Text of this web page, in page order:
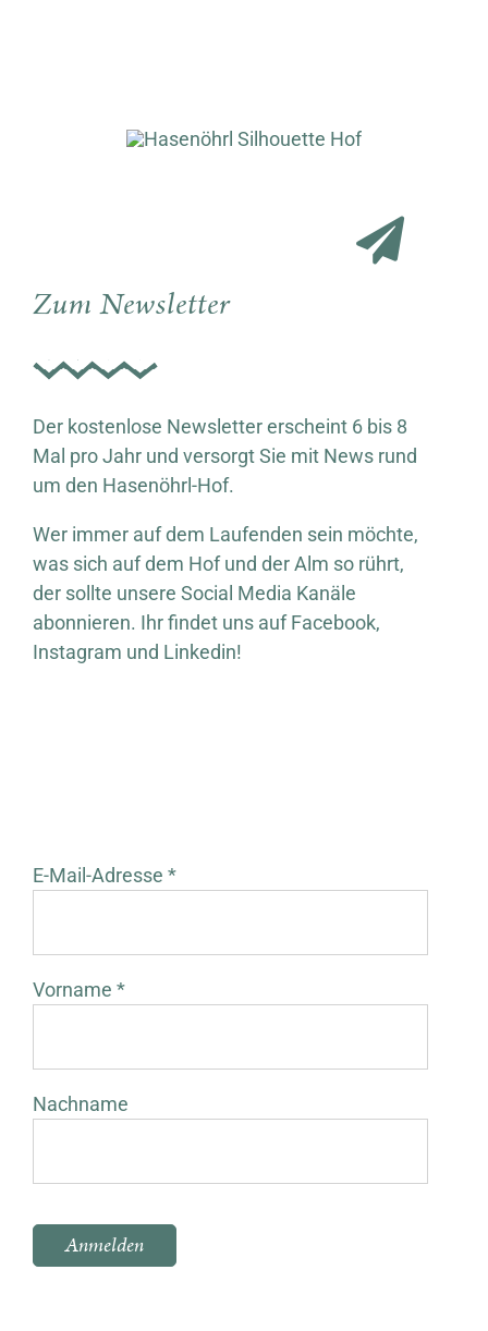
Zum Newsletter
Der kostenlose Newsletter erscheint 6 bis 8
Mal pro Jahr und versorgt Sie mit News rund
um den Hasenöhrl-Hof.
Wer immer auf dem Laufenden sein möchte,
was sich auf dem Hof und der Alm so rührt,
der sollte unsere Social Media Kanäle
abonnieren. Ihr findet uns auf Facebook,
Instagram und Linkedin!
E-Mail-Adresse *
Vorname *
Nachname
Bitte lasse dieses Feld leer.